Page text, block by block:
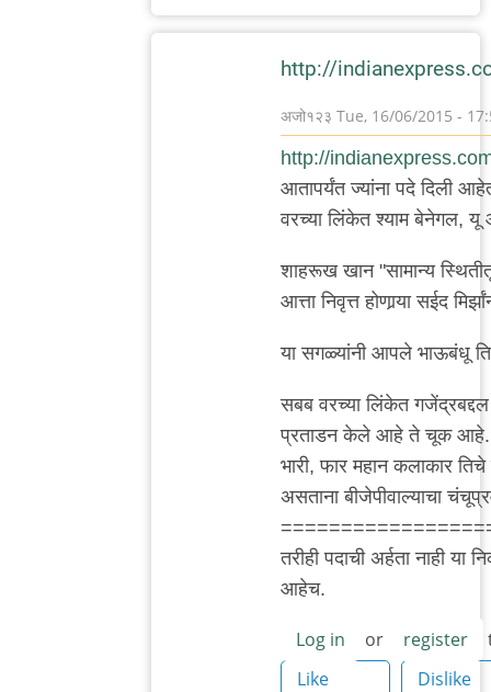
http://
अजो१२३ Tue, 16/06/2015 -
In
reply
खेद
वाटला.
काही
भुस्कुटे
http://
आतापर्यंत ज्यांना पदे दिली
वरच्या लिंकेत श्याम बेनेगल, यू
शाहरूख खान "सामान्य
आत्ता निवृत्त होणार्‍या सईद
या सगळ्यांनी आपले भाऊबंधू
सबब वरच्या लिंकेत
प्रताडन केले आहे ते चूक आहे.
भारी, फार महान कलाकार
असताना बीजेपीवाल्याचा
तरीही पदाची अर्हता नाही या
आहेच.
Log in or register
Like
Dislike